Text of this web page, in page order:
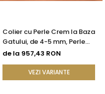
Colier cu Perle Crem la Baza
Gatului, de 4-5 mm, Perle
Rare, Calitate AAA+, Aur 14K
de la 957,43 RON
VEZI VARIANTE